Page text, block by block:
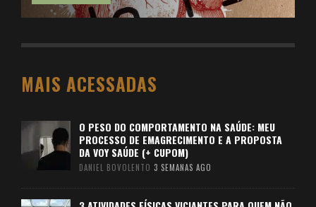
MAIS ACESSADAS
O PESO DO COMPORTAMENTO NA SAÚDE: MEU
PROCESSO DE EMAGRECIMENTO E A PROPOSTA
DA VOY SAÚDE (+ CUPOM)
DANIEL BOVOLENTO 3 SEMANAS AGO